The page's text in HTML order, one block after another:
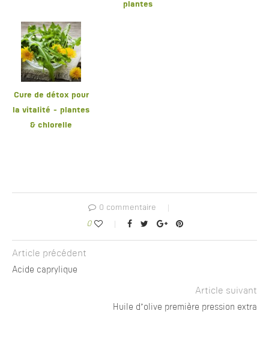
plantes
Cure de détox pour
la vitalité - plantes
& chlorelle
0 commentaire
0
Article précédent
Acide caprylique
Article suivant
Huile d’olive première pression extra